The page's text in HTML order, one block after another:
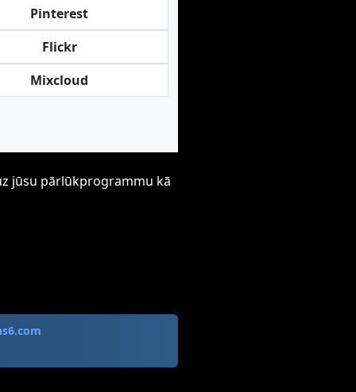
Pinterest
Flickr
Mixcloud
jūsu pārlūkprogrammu kā